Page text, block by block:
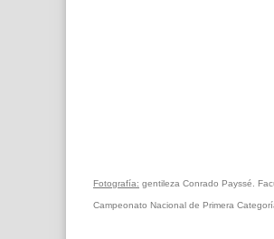
Fotografía: gentileza Conrado Payssé.
Campeonato Nacional de Primera